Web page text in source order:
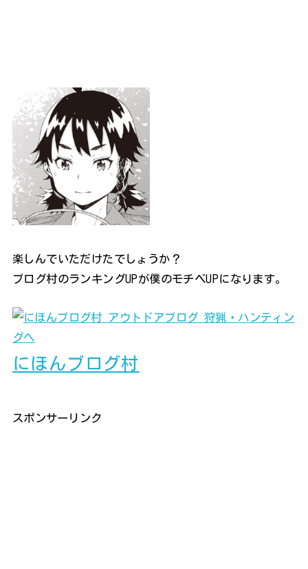
楽しんでいただけたでしょうか？
ブログ村のランキングUPが僕のモチベUPになります。
にほんブログ村
スポンサーリンク